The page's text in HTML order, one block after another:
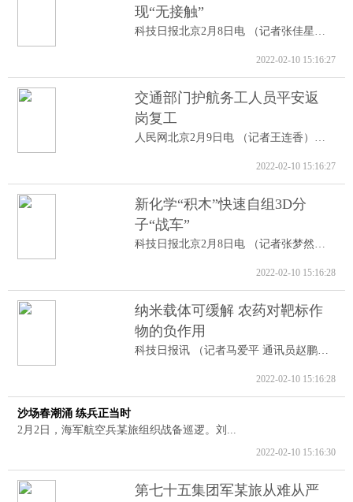
现“无接触”
科技日报北京2月8日电 （记者张佳星）记...
2022-02-10 15:16:27
交通部门护航务工人员平安返
岗复工
人民网北京2月9日电 （记者王连香）记者...
2022-02-10 15:16:27
新化学“积木”快速自组3D分
子“战车”
科技日报北京2月8日电 （记者张梦然）据...
2022-02-10 15:16:28
纳米载体可缓解 农药对靶标作
物的负作用
科技日报讯 （记者马爱平 通讯员赵鹏跃...
2022-02-10 15:16:28
沙场春潮涌 练兵正当时
2月2日，海军航空兵某旅组织战备巡逻。刘...
2022-02-10 15:16:30
第七十五集团军某旅从难从严